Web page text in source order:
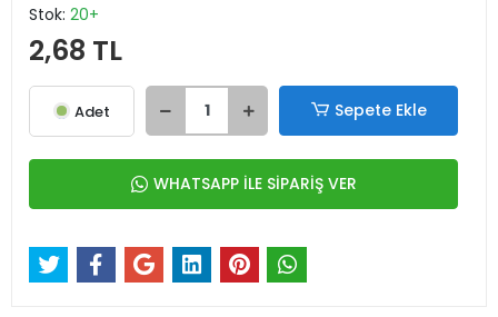
Stok: 20+
2,68 TL
Adet Sepete Ekle
WHATSAPP İLE SİPARİŞ VER